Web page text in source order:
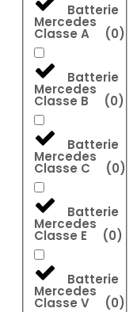
Batterie
Mercedes
Classe A (0)
Batterie
Mercedes
Classe B (0)
Batterie
Mercedes
Classe C (0)
Batterie
Mercedes
Classe E (0)
Batterie
Mercedes
Classe V (0)